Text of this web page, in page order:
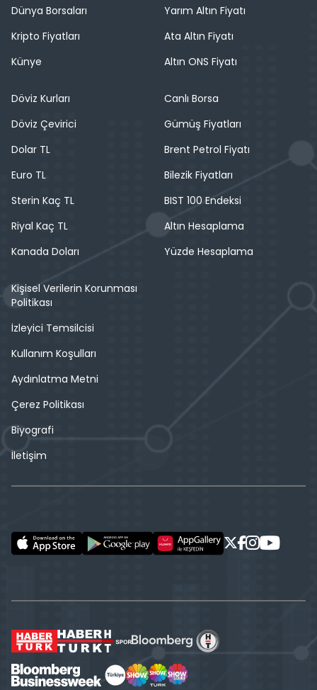
Dünya Borsaları
Kripto Fiyatları
Künye
Yarım Altın Fiyatı
Ata Altın Fiyatı
Altın ONS Fiyatı
Döviz Kurları
Döviz Çevirici
Dolar TL
Euro TL
Sterin Kaç TL
Riyal Kaç TL
Kanada Doları
Canlı Borsa
Gümüş Fiyatları
Brent Petrol Fiyatı
Bilezik Fiyatları
BIST 100 Endeksi
Altın Hesaplama
Yüzde Hesaplama
Kişisel Verilerin Korunması
Politikası
İzleyici Temsilcisi
Kullanım Koşulları
Aydınlatma Metni
Çerez Politikası
Biyografi
İletişim